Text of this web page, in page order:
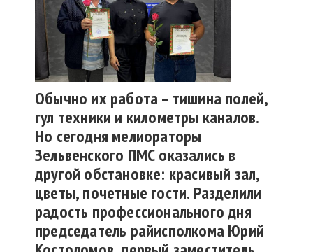
Обычно их работа – тишина полей,
гул техники и километры каналов.
Но сегодня мелиораторы
Зельвенского ПМС оказались в
другой обстановке: красивый зал,
цветы, почетные гости. Разделили
радость профессионального дня
председатель райисполкома Юрий